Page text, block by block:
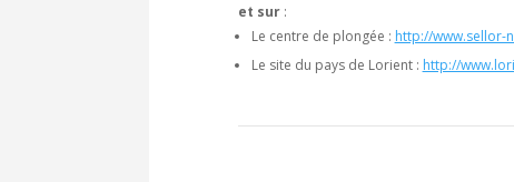
et sur:
Le centre de plongée : http://www.sellor-
Le site du pays de Lorient : http://